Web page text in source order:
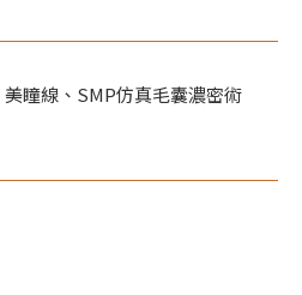
瞳線、SMP仿真毛囊濃密術